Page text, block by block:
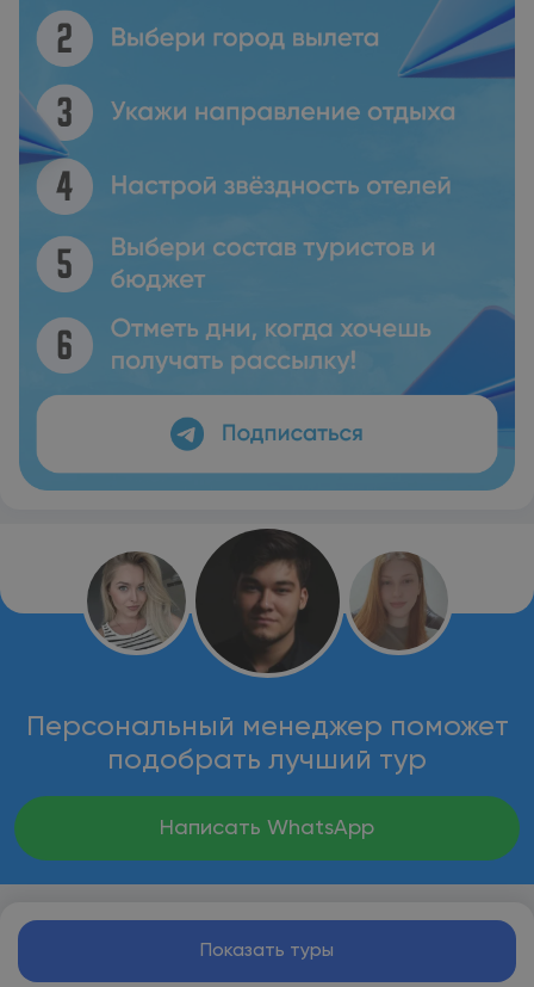
Персональный менеджер поможет
подобрать лучший тур
Написать WhatsApp
Показать туры